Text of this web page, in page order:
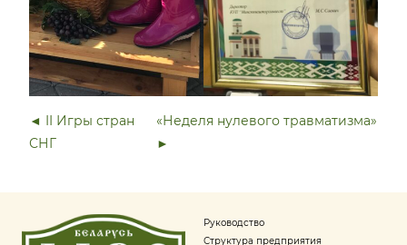
◄ II Игры стран
СНГ
«Неделя нулевого травматизма»
►
Руководство
Структура предприятия